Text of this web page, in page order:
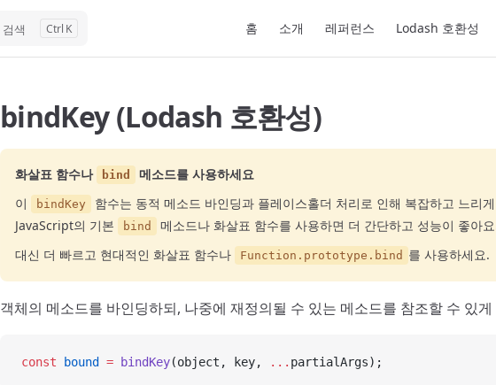
검색 K 홈 소개 레퍼런스 Lodash 호환성
bindKey (Lodash 호환성)
화살표 함수나 bind
메소드를 사용하세요
이
bindKey
함수는 동적 메소드 바인딩과 플레이스홀더 처리로 인해 복잡하고 느리
JavaScript의 기본
bind
메소드나 화살표 함수를 사용하면 더 간단하고 성능이 좋아
대신 더 빠르고 현대적인 화살표 함수나
Function.prototype.bind 를 사용하세요.
객체의 메소드를 바인딩하되, 나중에 재정의될 수 있는 메소드를 참조할 수 있게
const bound = bindKey(object, key, ... partialArgs);